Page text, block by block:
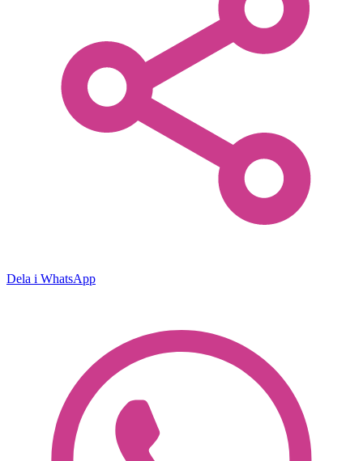
Dela i WhatsApp